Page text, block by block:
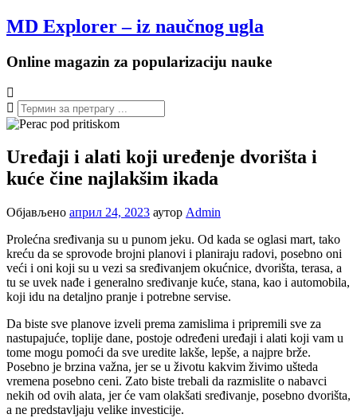
Настави
на
MD Explorer – iz naučnog ugla
Online magazin za popularizaciju nauke
Uređaji i alati koji uređenje dvorišta i
kuće čine najlakšim ikada
Објављено април 24, 2023 аутор Admin
Prolećna sređivanja su u punom jeku. Od kada se oglasi mart, tako
kreću da se sprovode brojni planovi i planiraju radovi, posebno oni
veći i oni koji su u vezi sa sređivanjem okućnice, dvorišta, terasa, a
tu se uvek nađe i generalno sređivanje kuće, stana, kao i automobila,
koji idu na detaljno pranje i potrebne servise.
Da biste sve planove izveli prema zamislima i pripremili sve za
nastupajuće, toplije dane, postoje određeni uređaji i alati koji vam u
tome mogu pomoći da sve uredite lakše, lepše, a najpre brže.
Posebno je brzina važna, jer se u životu kakvim živimo ušteda
vremena posebno ceni. Zato biste trebali da razmislite o nabavci
nekih od ovih alata, jer će vam olakšati sređivanje, posebno dvorišta,
a ne predstavljaju velike investicije.